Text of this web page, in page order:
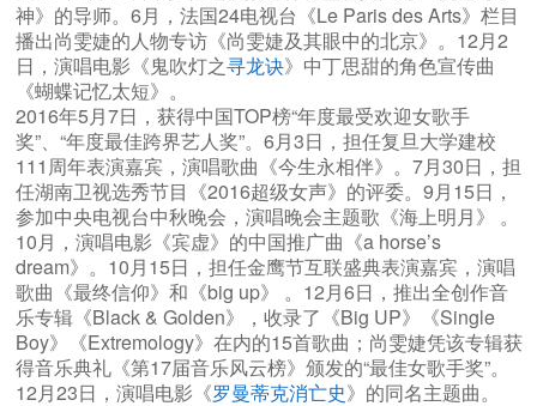
神》的导师。6月，法国24电视台《Le Paris des Arts》栏目
播出尚雯婕的人物专访《尚雯婕及其眼中的北京》。12月2
日，演唱电影《鬼吹灯之寻龙诀》中丁思甜的角色宣传曲
《蝴蝶记忆太短》。
2016年5月7日，获得中国TOP榜“年度最受欢迎女歌手
奖”、“年度最佳跨界艺人奖”。6月3日，担任复旦大学建校
111周年表演嘉宾，演唱歌曲《今生永相伴》。7月30日，担
任湖南卫视选秀节目《2016超级女声》的评委。9月15日，
参加中央电视台中秋晚会，演唱晚会主题歌《海上明月》 。
10月，演唱电影《宾虚》的中国推广曲《a horse’s
dream》。10月15日，担任金鹰节互联盛典表演嘉宾，演唱
歌曲《最终信仰》和《big up》 。12月6日，推出全创作音
乐专辑《Black & Golden》，收录了《Big UP》《Single
Boy》《Extremology》在内的15首歌曲；尚雯婕凭该专辑获
得音乐典礼《第17届音乐风云榜》颁发的“最佳女歌手奖”。
12月23日，演唱电影《罗曼蒂克消亡史》的同名主题曲。